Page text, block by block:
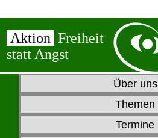
Aktion Freiheit
statt Angst
Über uns
Themen
Termine